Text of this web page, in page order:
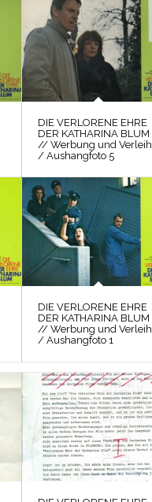
DIE VERLORENE EHRE
DER KATHARINA BLUM
// Werbung und Verleih
/ Aushangfoto 5
DIE VERLORENE EHRE
DER KATHARINA BLUM
// Werbung und Verleih
/ Aushangfoto 1